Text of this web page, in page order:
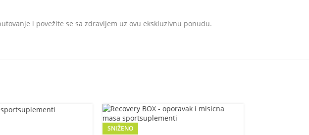
i povežite se sa zdravljem uz ovu ekskluzivnu ponudu.
SNIŽENO